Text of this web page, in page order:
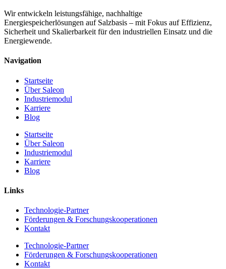
Wir entwickeln leistungsfähige, nachhaltige
Energiespeicherlösungen auf Salzbasis – mit Fokus auf Effizienz,
Sicherheit und Skalierbarkeit für den industriellen Einsatz und die
Energiewende.
Navigation
Startseite
Über Saleon
Industriemodul
Karriere
Blog
Startseite
Über Saleon
Industriemodul
Karriere
Blog
Links
Technologie-Partner
Förderungen & Forschungskooperationen
Kontakt
Technologie-Partner
Förderungen & Forschungskooperationen
Kontakt